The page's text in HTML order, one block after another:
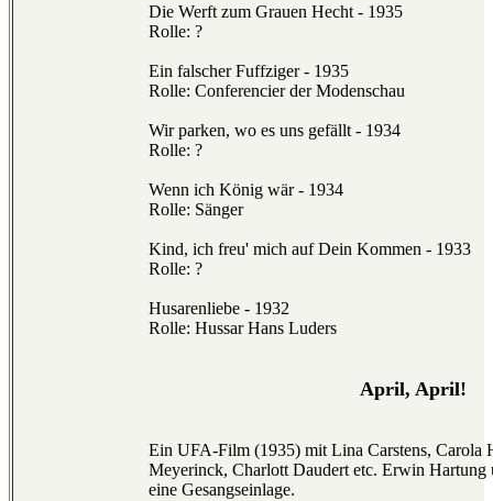
Die Werft zum Grauen Hecht - 1935
Rolle: ?
Ein falscher Fuffziger - 1935
Rolle: Conferencier der Modenschau
Wir parken, wo es uns gefällt - 1934
Rolle: ?
Wenn ich König wär - 1934
Rolle: Sänger
Kind, ich freu' mich auf Dein Kommen - 1933
Rolle: ?
Husarenliebe - 1932
Rolle: Hussar Hans Luders
April, April!
Ein UFA-Film (1935) mit Lina Carstens, Carola
Meyerinck, Charlott Daudert etc. Erwin Hartung
eine Gesangseinlage.